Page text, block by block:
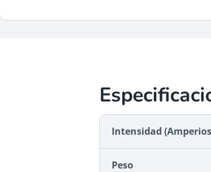
Intensidad
Peso